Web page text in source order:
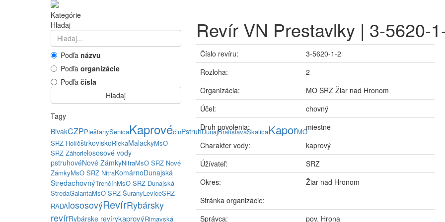
Kategórie
Hladaj
Podľa názvu
Podľa organizácie
Podľa čísla
Hladaj
Tagy
BivakCZPPieštanySenicaKaprovéčlnPstruhDunajBratislavaSkalicaKaporMO
SRZ HolíčštrkoviskoRiekaMalackyMsO
SRZ Záhorielososové vody
pstruhovéNové ZámkyNitraMsO SRZ Nové
ZámkyMsO SRZ NitraKomárnoDunajská
StredachovnýTrenčínMsO SRZ Dunajská
StredaGalantaMsO SRZ ŠuranyLeviceSRZ
RADAlososovýRevírRybársky
revírRybárske revírykaprovýRimavská
Revír VN Prestavlky | 3-5620-
Číslo revíru:
3-5620-1-2
Rozloha:
2
Organizácia:
MO SRZ Žiar nad Hronom
Účel:
chovný
Druh povolenia:
miestne
Charakter vody:
kaprový
Úžívateľ:
SRZ
Okres:
Žiar nad Hronom
Stránka organizácie:
Správca:
pov. Hrona